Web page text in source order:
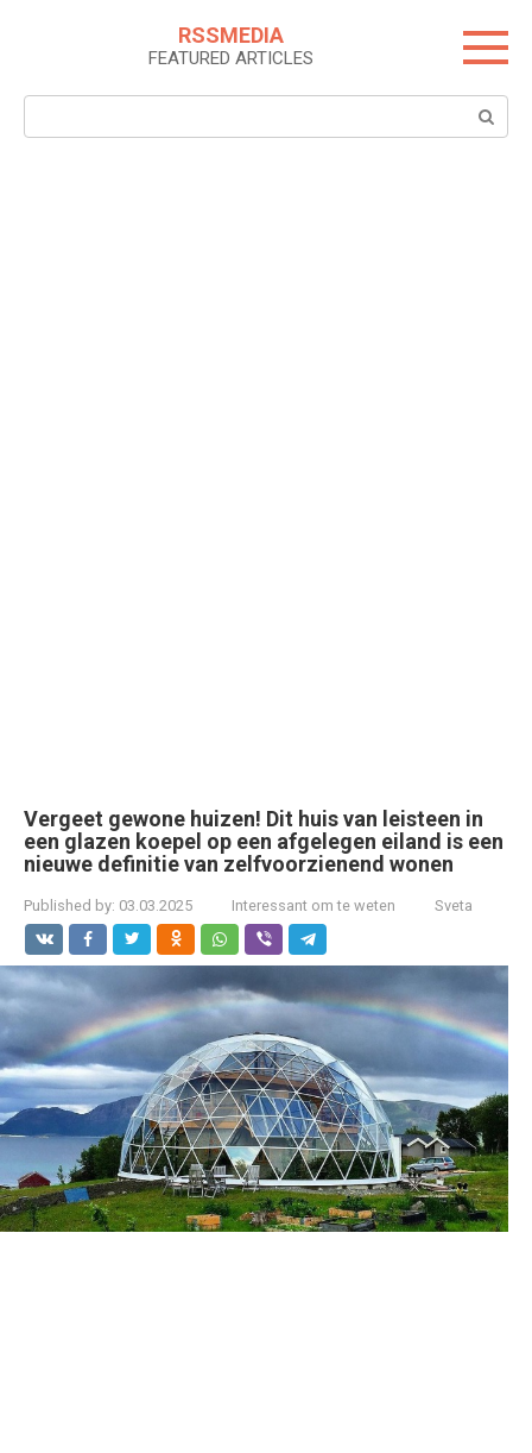
RSSMEDIA
FEATURED ARTICLES
Search:
Vergeet gewone huizen! Dit huis van leisteen in
een glazen koepel op een afgelegen eiland is een
nieuwe definitie van zelfvoorzienend wonen
Published by: 03.03.2025 Interessant om te weten Sveta